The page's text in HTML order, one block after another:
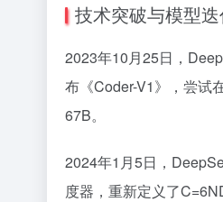
技术突破与模型
2023年10月25日，
布《Coder-V1》，尝试
67B。
2024年1月5日，
度器，重新定义了